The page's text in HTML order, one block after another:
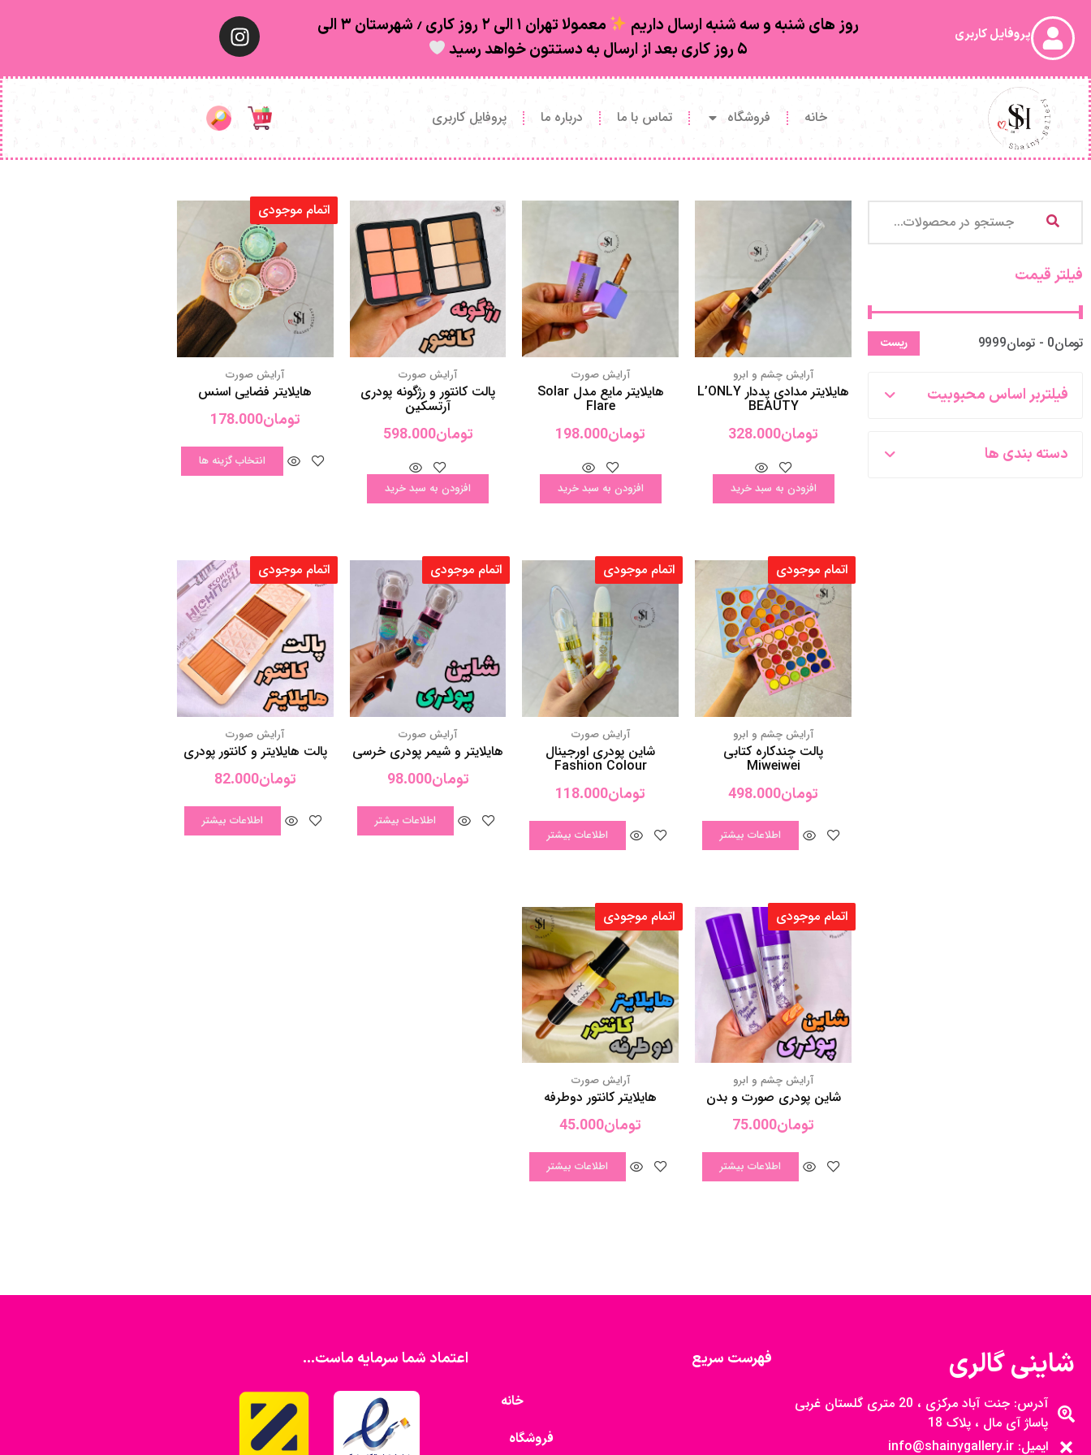
فیلتر قیمت
تومان0 - تومان9999 ریست
فیلتربر اساس محبوبیت
دسته بندی ها
آرایش چشم و‌ ابرو
BEAUTY
328.000
افزودن به سبد خرید
آرایش صورت
هایلایتر مایع مدل Solar
Flare
تومان198.000
افزودن به سبد خرید
آرایش صورت
پالت کانتور و رژگونه پودری
آرتسکین
تومان 598.000
افزودن به سبد خرید
آرایش صورت
هایلایتر فضایی اسنس
تومان178.000
انتخاب گزینه ها
اتمام موجودی
آرایش چشم و‌ ابرو
پالت چندکاره کتابی
Miweiwei
تومان498.000
اطلاعات بیشتر
اتمام موجودی
آرایش صورت
شاین پودری اورجینال
Fashion Colour
تومان118.000
اطلاعات بیشتر
اتمام موجودی
آرایش صورت
هایلایتر و شیمر پودری خرسی
تومان 98.000
اطلاعات بیشتر
اتمام موجودی
آرایش صورت
پالت هایلایتر و کانتور پودری
تومان82.000
اطلاعات بیشتر
اتمام موجودی
آرایش چشم و‌ ابرو
شاین پودری صورت و بدن
تومان75.000
اطلاعات بیشتر
اتمام موجودی
آرایش صورت
هایلایتر کانتور دوطرفه
تومان45.000
اطلاعات بیشتر
آدرس: جنت آباد مرکزی ، 20 متری گلستان غربی
طراحی و پیاده سازیرضا خدارحمی
نمونه کار ها کلیک کنید)
درباره ما
پروفایل کاربری